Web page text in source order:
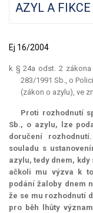
AZYL A FIKCE
Ej 16/2004
k § 24a odst. 2
283/1991 Sb., o
(zákon o azylu), ve
Proti rozhodnutí
Sb., o azylu, lze
doručení
souladu s
azylu, tedy dnem,
ačkoli mu výzva k
podání žaloby dnem
že se mu rozhodnutí
pro běh lhůty